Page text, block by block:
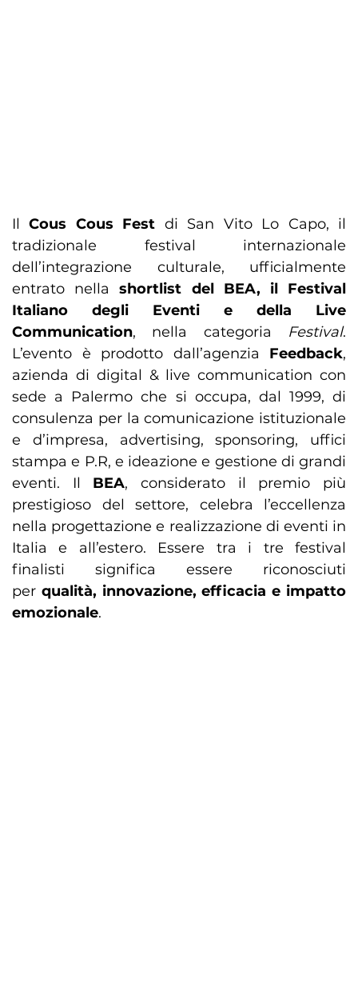
IlCous Cous Fest di San Vito Lo Capo, il
tradizionale festival internazionale
dell’integrazione culturale, ufficialmente
entrato nellashortlist del BEA, il Festival
Italiano degli Eventi e della Live
Communication, nella categoria Festival.
L’evento è prodotto dall’agenzia Feedback,
azienda di digital & live communication con
sede a Palermo che si occupa, dal 1999, di
consulenza per la comunicazione istituzionale
e d’impresa, advertising, sponsoring, uffici
stampa e P.R, e ideazione e gestione di grandi
eventi. Il BEA, considerato il premio più
prestigioso del settore, celebra l’eccellenza
nella progettazione e realizzazione di eventi in
Italia e all’estero. Essere tra i tre festival
finalisti significa essere riconosciuti
per qualità, innovazione, efficacia e impatto
emozionale.